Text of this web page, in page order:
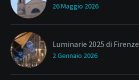
26 Maggio 2026
Luminarie 2025 di Firenze
2 Gennaio 2026